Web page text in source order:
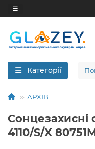
Категорії
АРХІВ
Сонцезахисні
4110/S/X